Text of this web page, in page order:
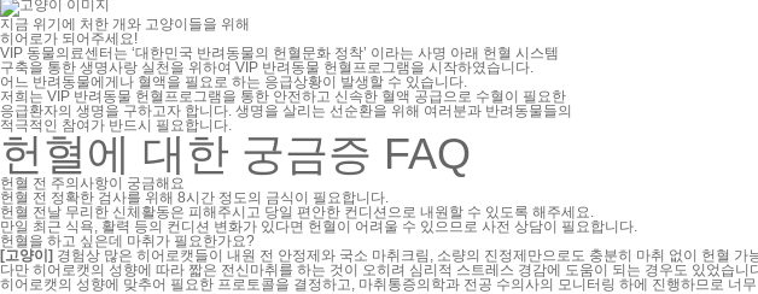
지금 위기에 처한 개와 고양이들을 위해
히 어 로 가 되어주세요!
VIP 동물의료센터는 ‘대한민국 반려동물의 헌혈문화 정착’ 이라는 사명 아래 헌혈 시스템
구축을 통한 생명사랑 실천을 위하여 VIP 반려동물 헌혈프로그램을 시작하였습니다.
어느 반려동물에게나 혈액을 필요로 하는 응급상황이 발생할 수 있습니다.
저희는 VIP 반려동물 헌혈프로그램을 통한 안전하고 신속한 혈액 공급으로 수혈이 필요한
응급환자의 생명을 구하고자 합니다. 생명을 살리는 선순환을 위해 여러분과 반려동물들의
적극적인 참여가 반드시 필요합니다.
헌혈에 대한 궁금증 FAQ
헌혈 전 주의사항이 궁금해요
헌혈 전 정확한 검사를 위해 8시간 정도의 금식이 필요합니다.
헌혈 전날 무리한 신체활동은 피해주시고 당일 편안한 컨디션으로 내원할 수 있도록 해주세요.
만일 최근 식욕, 활력 등의 컨디션 변화가 있다면 헌혈이 어려울 수 있으므로 사전 상담이 필요합니다.
헌혈을 하고 싶은데 마취가 필요한가요?
[고양이] 경험상 많은 히어로캣들이 내원 전 안정제와 국소 마취크림, 소량의 진정제만으로도 충분히 마취 없이 헌혈 가
다만 히어로캣의 성향에 따라 짧은 전신마취를 하는 것이 오히려 심리적 스트레스 경감에 도움이 되는 경우도 있었습니
히어로캣의 성향에 맞추어 필요한 프로토콜을 결정하고, 마취통증의학과 전공 수의사의 모니터링 하에 진행하므로 너